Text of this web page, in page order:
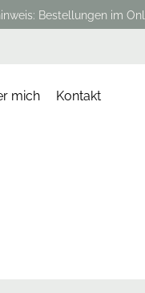
Bestellungen im
mich Kontakt